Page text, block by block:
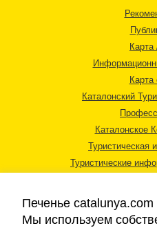
Карта
Каталонский
Каталонское
Туристическая
Туристические
Печенье catalunya.com
Мы используем